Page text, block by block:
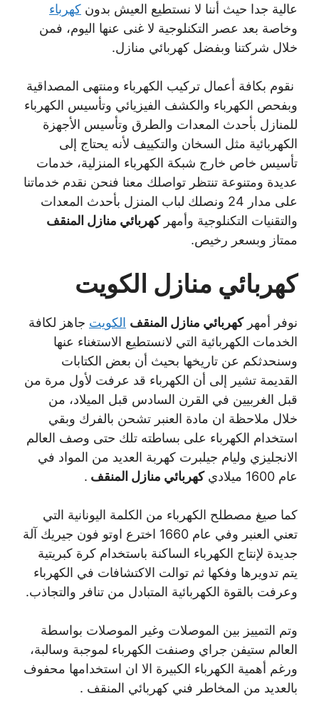
عالية جدا حيث أننا لا نستطيع العيش بدون كهرباء
وخاصة بعد عصر التكنلوجية لا غنى عنها اليوم، فمن
خلال شركتنا وبفضل كهربائي منازل.
نقوم بكافة أعمال تركيب الكهرباء ومنتهى المصداقية
وبفحص الكهرباء والكشف الفيزيائي وتأسيس الكهرباء
للمنازل بأحدث المعدات والطرق وتأسيس الأجهزة
الكهربائية مثل السخان والتكييف لأنه يحتاج إلى
تأسيس خاص خارج شبكة الكهرباء المنزلية، خدمات
عديدة ومتنوعة تنتظر تواصلك معنا فنحن نقدم خدماتنا
على مدار 24 ونصلك لباب المنزل بأحدث المعدات
والتقنيات التكنلوجية وأمهركهربائي منازل المنقف
ممتاز وبسعر رخيص.
كهربائي منازل الكويت
نوفر أمهركهربائي منازل المنقف الكويت جاهز لكافة
الخدمات الكهربائية التي لانستطيع الاستغناء عنها
وسنحدثكم عن تاريخها بحيث أن بعض الكتابات
القديمة تشير إلى أن الكهرباء قد عرفت لأول مرة من
قبل الغربيين في القرن السادس قبل الميلاد، من
خلال ملاحظة ان مادة العنبر تشحن بالفرك وبقي
استخدام الكهرباء على بساطته تلك حتى وصف العالم
الانجليزي وليام جيلبرت كهربة العديد من المواد في
عام 1600 ميلادي
كهربائي منازل المنقف .
كما صيغ مصطلح الكهرباء من الكلمة اليونانية التي
تعني العنبر وفي عام 1660 اخترع اوتو فون جيريك آلة
جديدة لإنتاج الكهرباء الساكنة باستخدام كرة كبريتية
يتم تدويرها وفكها ثم توالت الاكتشافات في الكهرباء
وعرفت بالقوة الكهربائية المتبادل من تنافر والتجاذب.
وتم التمييز بين الموصلات وغير الموصلات بواسطة
العالم ستيفن جراي وصنفت الكهرباء لموجبة وسالبة،
ورغم أهمية الكهرباء الكبيرة الا ان استخدامها محفوف
بالعديد من المخاطر فني كهربائي المنقف .